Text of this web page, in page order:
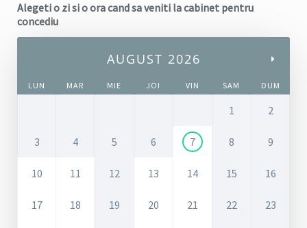
Alegeti o zi si o ora cand sa veniti la cabinet pentru
concediu
AUGUST 2026
LUN MAR MIE JOI VIN SAM DUM
1 2
3 4 5 6 7 8 9
10 11 12 13 14 15 16
17 18 19 20 21 22 23